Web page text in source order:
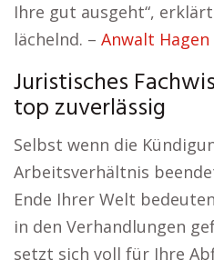
Ihre gut ausgeht“,
lächelnd. – Anwalt Hagen
Juristisches
top zuverlässig
Selbst wenn die
Arbeitsverhältnis
Ende Ihrer Welt
in den Verhandlungen
setzt sich voll für Ihre